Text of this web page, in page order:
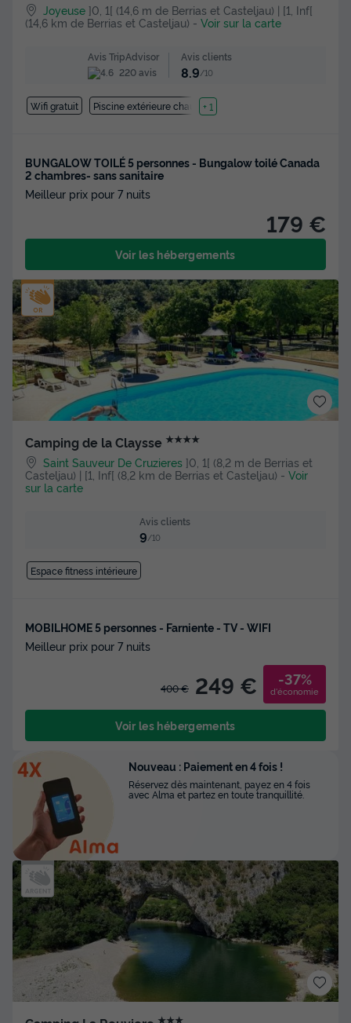
Joyeuse ]0, 1[ (14,6 m de Berrias et Casteljau) | [1, Inf[
(14,6 km de Berrias et Casteljau) - Voir sur la carte
Avis TripAdvisor
220 avis
Avis clients
8.9/10
Wifi gratuit Piscine extérieure chauffée
+ 1
BUNGALOW TOILÉ 5 personnes - Bungalow toilé Canada
2 chambres- sans sanitaire
Meilleur prix pour 7 nuits
179 €
Voir les hébergements
Camping de la Claysse ★★★★
Saint Sauveur De Cruzieres ]0, 1[ (8,2 m de Berrias et
Casteljau) | [1, Inf[ (8,2 km de Berrias et Casteljau) - Voir
sur la carte
Avis clients
9/10
Espace fitness intérieure
MOBILHOME 5 personnes - Farniente - TV - WIFI
Meilleur prix pour 7 nuits
400 € 249 € -37%
d'économie
Voir les hébergements
★★★
Nouveau : Paiement en 4 fois !
Réservez dès maintenant, payez en 4 fois
avec Alma et partez en toute tranquillité.